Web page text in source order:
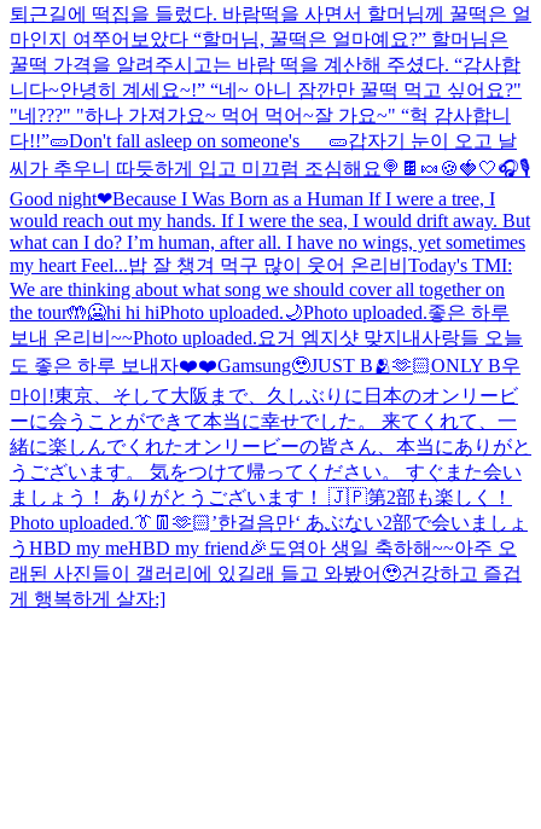
퇴근길에 떡집을 들렀다. 바람떡을 사면서 할머님께 꿀떡은 얼
마인지 여쭈어보았다 “할머님, 꿀떡은 얼마예요?” 할머님은
꿀떡 가격을 알려주시고는 바람 떡을 계산해 주셨다. “감사합
니다~안녕히 계세요~!” “네~ 아니 잠깐만 꿀떡 먹고 싶어요?"
"네???" "하나 가져가요~ 먹어 먹어~잘 가요~" “헉 감사합니
다!!”🥒Don't fall asleep on someone's___🥒갑자기 눈이 오고 날
씨가 추우니 따듯하게 입고 미끄럼 조심해요 🍭🍫🍬🍪🍓🤍🎧🎙️
Good night❤Because I Was Born as a Human If I were a tree, I
would reach out my hands. If I were the sea, I would drift away. But
what can I do? I’m human, after all. I have no wings, yet sometimes
my heart Feel...밥 잘 챙겨 먹구 많이 웃어 온리비 Today's TMI:
We are thinking about what song we should cover all together on
the tour🤲🥶hi hi hiPhoto uploaded.🌙Photo uploaded.좋은 하루
보내 온리비~~Photo uploaded.요거 엠지샷 맞지 내사랑들 오늘
도 좋은 하루 보내자❤️❤️Gamsung🥹JUST B🫂🫶🏻ONLY B우
마이!東京、そして大阪まで、久しぶりに日本のオンリービ
ーに会うことができて本当に幸せでした。 来てくれて、一
緒に楽しんでくれたオンリービーの皆さん、本当にありがと
うございます。 気をつけて帰ってください。 すぐまた会い
ましょう！ ありがとうございます！ 🇯🇵第2部も楽しく！
Photo uploaded.👔👖🫶🏻’한걸음만‘ あぶない2部で会いましょ
う HBD my meHBD my friend🎉 도염아 생일 축하해~~아주 오
래된 사진들이 갤러리에 있길래 들고 와봤어🥹건강하고 즐겁
게 행복하게 살자:]